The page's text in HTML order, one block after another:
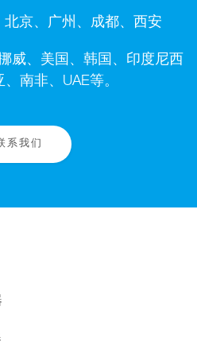
京、广州、成都、西安
、美国、韩国、印度尼西
南非、UAE等。
系我们